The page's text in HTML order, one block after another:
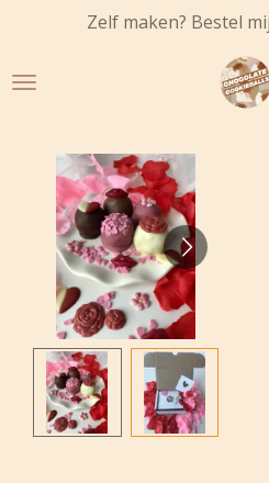
naar
Zelf maken? Bestel